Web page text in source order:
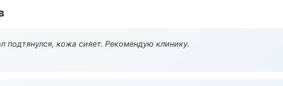
подтянулся, кожа сияет. Рекомендую клинику.